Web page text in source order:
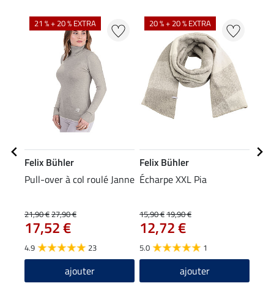
21 % + 20 % EXTRA
Felix Bühler
Pull-over à col roulé Janne
21,90 €27,90 €
17,52 €
4.9 23
ajouter
20 % + 20 % EXTRA
Felix Bühler
Écharpe XXL Pia
15,90 €19,90 €
12,72 €
5.0 1
ajouter